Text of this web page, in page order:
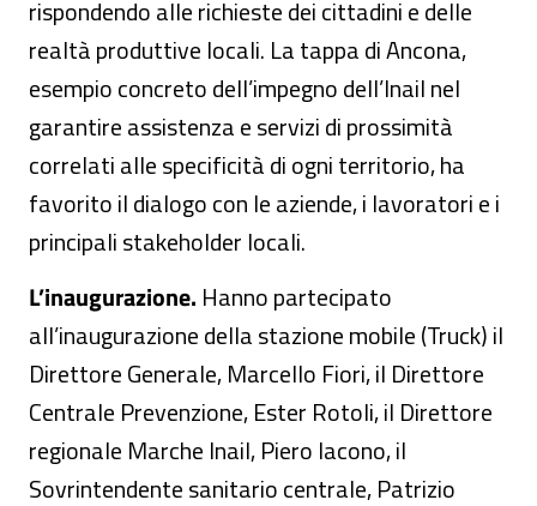
rispondendo alle richieste dei cittadini e delle
realtà produttive locali. La tappa di Ancona,
esempio concreto dell’impegno dell’Inail nel
garantire assistenza e servizi di prossimità
correlati alle specificità di ogni territorio, ha
favorito il dialogo con le aziende, i lavoratori e i
principali stakeholder locali.
L’inaugurazione. Hanno partecipato
all’inaugurazione della stazione mobile (Truck) il
Direttore Generale, Marcello Fiori, il Direttore
Centrale Prevenzione, Ester Rotoli, il Direttore
regionale Marche Inail, Piero Iacono, il
Sovrintendente sanitario centrale, Patrizio